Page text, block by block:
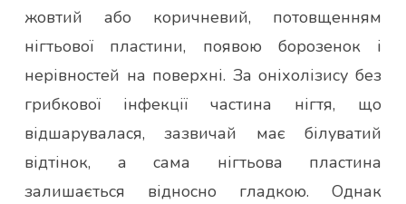
жовтий або коричневий, потовщенням
нігтьової пластини, появою борозенок і
нерівностей на поверхні. За оніхолізису без
грибкової інфекції частина нігтя, що
відшарувалася, зазвичай має білуватий
відтінок, а сама нігтьова пластина
залишається відносно гладкою. Однак